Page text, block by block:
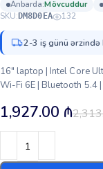
anbarda: mövcuddur
SKU: DM8D0EA 132
2-3 iş günü ərzində
16″ laptop | Intel Core
Wi-Fi 6E | Bluetooth 5.4
1,927.00 ₼